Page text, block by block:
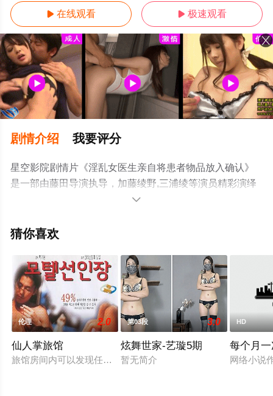
 在线观看  极速观看
剧情介绍 我要评分
星空影院剧情片《淫乱女医生亲自将患者物品放入确认》
是一部由藤田导演执导，加藤绫野,三浦绫等演员精彩演绎
的日本电影，手机免费在线观看高清无删减完整版电影大
视猫或剧情网等平台了解。

猜你喜欢
伦理 2.0
仙人掌旅馆
旅馆房间内可以发现任何不道德的行为。在一间旅馆内住了三对
第03段 3.0
炫舞世家-艺璇5期
暂无简介
HD
每个月
网络小说